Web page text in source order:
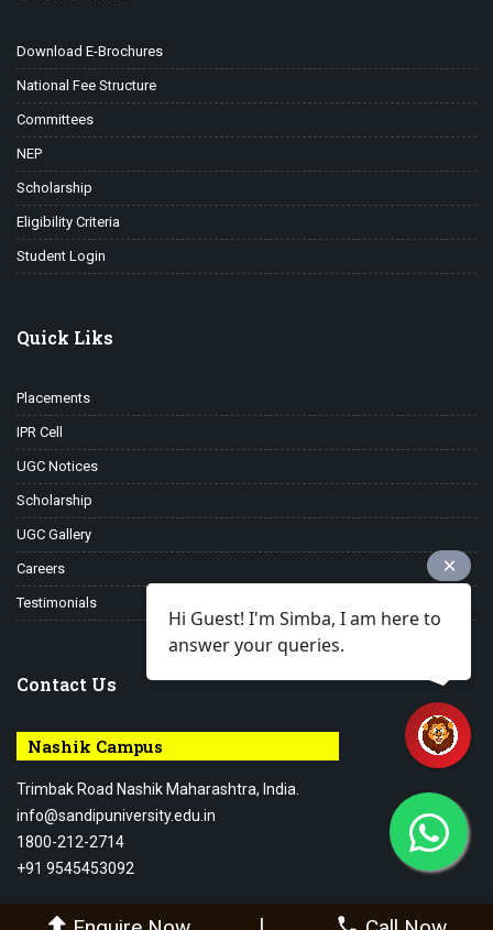
Download E-Brochures
National Fee Structure
Committees
NEP
Scholarship
Eligibility Criteria
Student Login
Quick Liks
Placements
IPR Cell
UGC Notices
Scholarship
UGC Gallery
Careers
Testimonials
Contact Us
Nashik Campus
Trimbak Road Nashik Maharashtra, India.
info@sandipuniversity.edu.in
1800-212-2714
+91 9545453092
Hi Guest! I'm Simba, I am here to
answer your queries.